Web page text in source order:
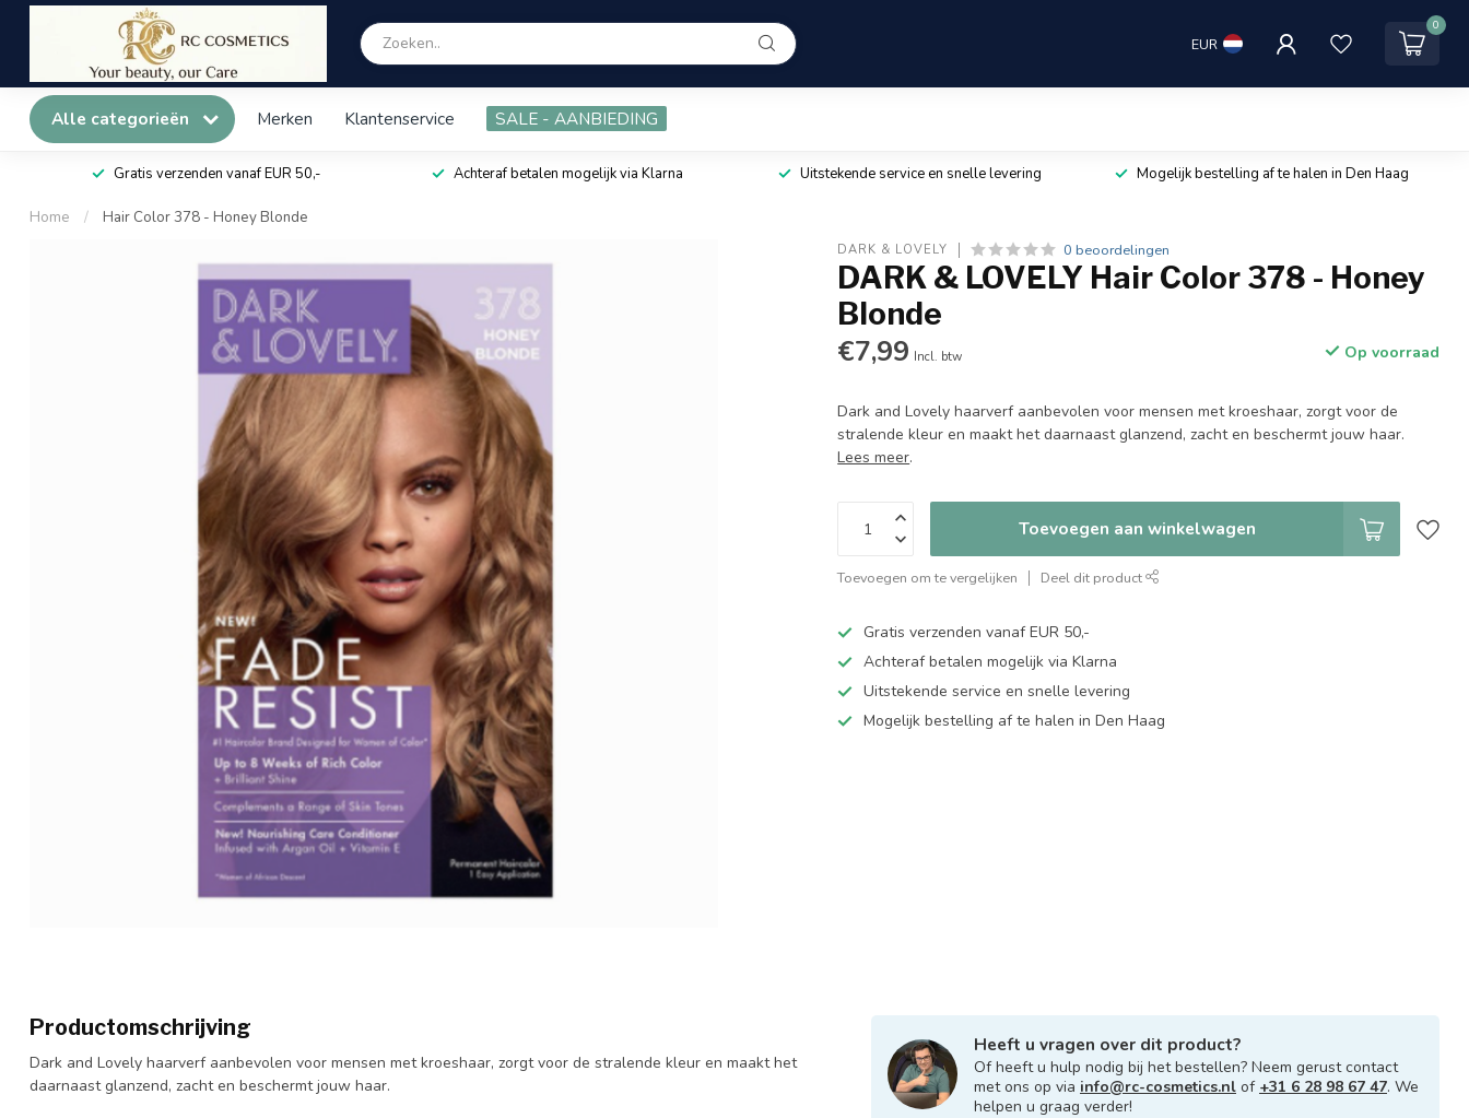
EUR
0
Alle categorieën Merken Klantenservice SALE - AANBIEDING
Gratis verzenden vanaf EUR 50,- Achteraf betalen mogelijk via Klarna Uitstekende service en snelle levering Mogelijk bestelling af te halen in Den Haag
Home / Hair Color 378 - Honey Blonde
DARK & LOVELY 0 beoordelingen
DARK & LOVELY Hair Color 378 - Honey
Blonde
€7,99 Incl. btw Op voorraad
Dark and Lovely haarverf aanbevolen voor mensen met kroeshaar, zorgt voor de
stralende kleur en maakt het daarnaast glanzend, zacht en beschermt jouw haar.
Lees meer.
Toevoegen aan winkelwagen
Toevoegen om te vergelijken Deel dit product
Gratis verzenden vanaf EUR 50,-
Achteraf betalen mogelijk via Klarna
Uitstekende service en snelle levering
Mogelijk bestelling af te halen in Den Haag
Productomschrijving
Dark and Lovely haarverf aanbevolen voor mensen met kroeshaar, zorgt voor de stralende kleur en maakt het
daarnaast glanzend, zacht en beschermt jouw haar.
Heeft u vragen over dit product?
Of heeft u hulp nodig bij het bestellen? Neem gerust contact
met ons op via info@rc-cosmetics.nl of +31 6 28 98 67 47. We
helpen u graag verder!